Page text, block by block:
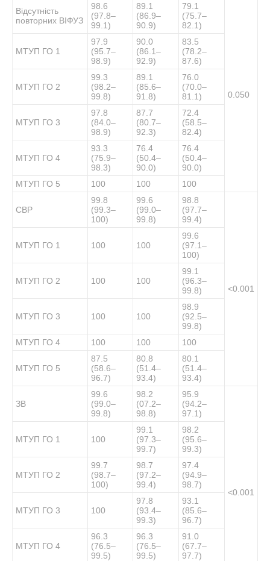
Відсутність
повторних ВІФУЗ
98.6
(97.8–
99.1)
89.1
(86.9–
90.9)
79.1
(75.7–
82.1)
0.050
МТУП ГО 1
97.9
(95.7–
98.9)
90.0
(86.1–
92.9)
83.5
(78.2–
87.6)
МТУП ГО 2
99.3
(98.2–
99.8)
89.1
(85.6–
91.8)
76.0
(70.0–
81.1)
МТУП ГО 3
97.8
(84.0–
98.9)
87.7
(80.7–
92.3)
72.4
(58.5–
82.4)
МТУП ГО 4
93.3
(75.9–
98.3)
76.4
(50.4–
90.0)
76.4
(50.4–
90.0)
МТУП ГО 5
100 100 100
СВР
99.8
(99.3–
100)
99.6
(99.0–
99.8)
98.8
(97.7–
99.4)
<0.001
МТУП ГО 1 100 100
99.6
(97.1–
100)
МТУП ГО 2 100 100
99.1
(96.3–
99.8)
МТУП ГО 3 100 100
98.9
(92.5–
99.8)
МТУП ГО 4
100 100 100
МТУП ГО 5
87.5
(58.6–
96.7)
80.8
(51.4–
93.4)
80.1
(51.4–
93.4)
ЗВ
99.6
(99.0–
99.8)
98.2
(07.2–
98.8)
95.9
(94.2–
97.1)
<0.001
МТУП ГО 1 100
99.1
(97.3–
99.7)
98.2
(95.6–
99.3)
МТУП ГО 2
99.7
(98.7–
100)
98.7
(97.2–
99.4)
97.4
(94.9–
98.7)
МТУП ГО 3 100
97.8
(93.4–
99.3)
93.1
(85.6–
96.7)
МТУП ГО 4
96.3
(76.5–
99.5)
96.3
(76.5–
99.5)
91.0
(67.7–
97.7)